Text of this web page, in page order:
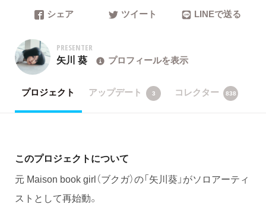
シェア ツイート LINEで送る
PRESENTER
矢川 葵 プロフィールを表示
プロジェクト アップデート 3 コレクター 838
このプロジェクトについて
元 Maison book girl（ブクガ）の「矢川葵」がソロアーティ
ストとして再始動。